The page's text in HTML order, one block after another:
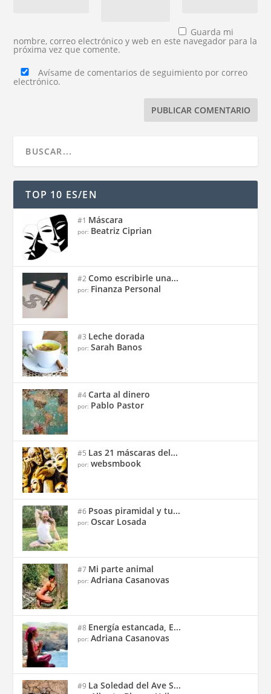
Guarda mi
nombre, correo electrónico y web en este navegador para la
próxima vez que comente.
Avísame de comentarios de seguimiento por correo
electrónico.
TOP 10 ES/EN
#1 Máscara
por: Beatriz Ciprian
#2Como escribirle una...
por: Finanza Personal
#3 Leche dorada
por:Sarah Banos
#4Carta al dinero
por: Pablo Pastor
#5 Las 21 máscaras del...
por:websmbook
#6 Psoas piramidal y tu...
por:Oscar Losada
#7 Mi parte animal
por:Adriana Casanovas
#8 Energía estancada, E...
por:Adriana Casanovas
#9 La Soledad del Ave S...